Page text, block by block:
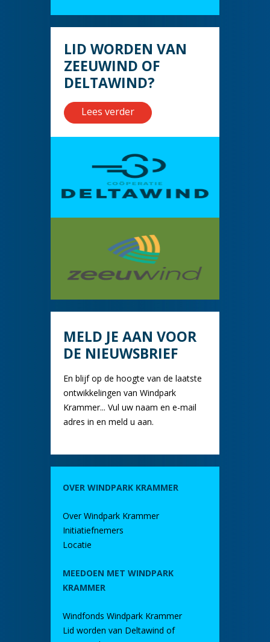
LID WORDEN VAN
ZEEUWIND OF
DELTAWIND?
Lees verder
MELD JE AAN VOOR
DE NIEUWSBRIEF
En blijf op de hoogte van de laatste
ontwikkelingen van Windpark
Krammer... Vul uw naam en e-mail
adres in en meld u aan.
OVER WINDPARK KRAMMER
Over Windpark Krammer
Initiatiefnemers
Locatie
MEEDOEN MET WINDPARK
KRAMMER
Windfonds Windpark Krammer
Lid worden van Deltawind of